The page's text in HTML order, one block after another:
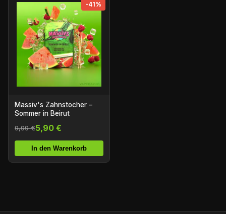
-41%
Massiv's Zahnstocher –
Sommer in Beirut
9,99 €5,90 €
In den Warenkorb